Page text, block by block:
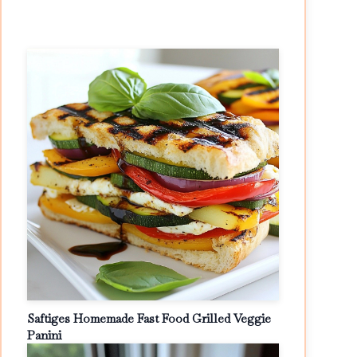
Saftiges Homemade Fast Food Grilled Veggie
Panini